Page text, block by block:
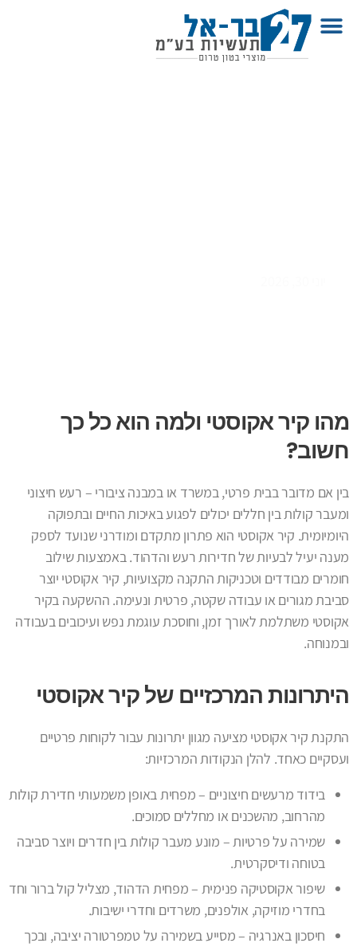
מהו קיר אקוסטי ולמה הוא כל כך
חשוב?
בין אם מדובר בבית פרטי, במשרד או במבנה ציבורי – רעש חיצוני
ומעבר קולות בין חללים יכולים לפגוע באיכות החיים ובתפוקה
היומיומית. קיר אקוסטי הוא פתרון מתקדם ומודרני שנועד לספק
מענה יעיל לבעיות של חדירות רעש והדהוד. באמצעות שילוב
חומרים מבודדים וטכניקות התקנה מקצועיות, קיר אקוסטי יוצר
סביבת מגורים או עבודה שקטה, פרטית ונעימה. ההשקעה בקיר
אקוסטי משתלמת לאורך זמן, וחוסכת עוגמת נפש ועיכובים בעבודה
ובמנוחה.
היתרונות המרכזיים של קיר אקוסטי
התקנת קיר אקוסטי מציעה מגוון יתרונות עבור לקוחות פרטיים
ועסקיים כאחד. להלן הנקודות המרכזיות:
בידוד מרעשים חיצוניים – מפחית באופן משמעותי חדירת קולות
מהרחוב, מהשכנים או מחללים סמוכים.
שמירה על פרטיות – מונע מעבר קולות בין חדרים ויוצר סביבה
בטוחה ודיסקרטית.
שיפור אקוסטיקה פנימית – מפחית הדהוד, מצליל קול ברור וחד
בחדרי מוזיקה, אולפנים, משרדים וחדרי ישיבות.
חיסכון באנרגיה – מסייע בשמירה על טמפרטורה יציבה, ובכך